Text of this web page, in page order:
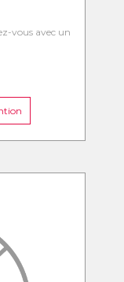
vous avec un